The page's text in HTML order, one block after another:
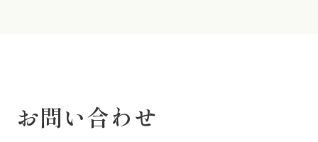
お問い合わせ